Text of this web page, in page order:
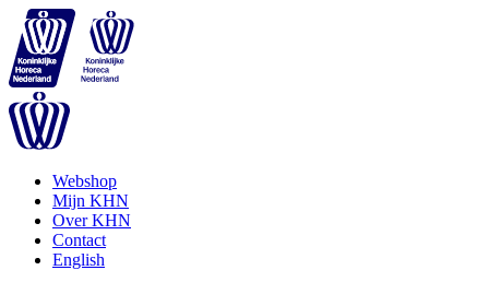
Webshop
Mijn KHN
Over KHN
Contact
English